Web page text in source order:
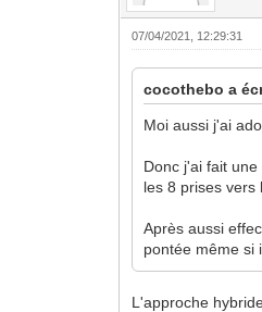
07/04/2021, 12:29:31
cocothebo a
Moi aussi j'ai
Donc j'ai fait
les 8 prises vers
Après aussi
pontée même si
L'approche